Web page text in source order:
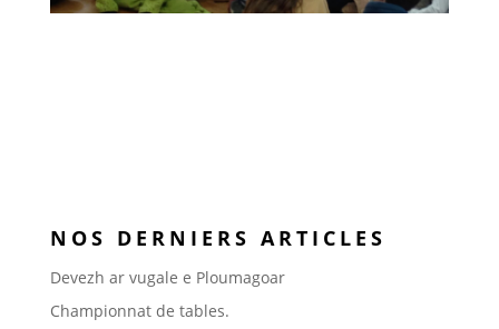
NOS DERNIERS ARTICLES
Devezh ar vugale e Ploumagoar
Championnat de tables.